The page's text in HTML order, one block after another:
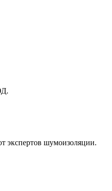
экспертов шумоизоляции.